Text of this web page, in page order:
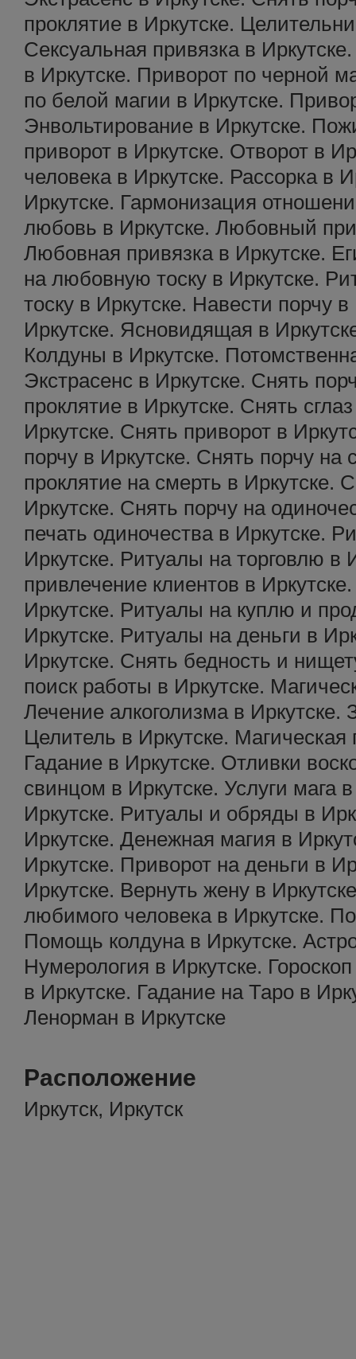
проклятие в Иркутске.
Сексуальная привязка в
в Иркутске. Приворот по черной
по белой магии в Иркутске.
Энвольтирование в Иркутске.
приворот в Иркутске. Отворот в
человека в Иркутске. Рассорка в
Иркутске. Гармонизация
любовь в Иркутске. Любовный
Любовная привязка в Иркутске.
на любовную тоску в Иркутске.
тоску в Иркутске. Навести порчу
Иркутске. Ясновидящая в
Колдуны в Иркутске.
Экстрасенс в Иркутске. Снять
проклятие в Иркутске. Снять
Иркутске. Снять приворот в
порчу в Иркутске. Снять порчу на
проклятие на смерть в Иркутске.
Иркутске. Снять порчу на
печать одиночества в Иркутске.
Иркутске. Ритуалы на торговлю в
привлечение клиентов в
Иркутске. Ритуалы на куплю и
Иркутске. Ритуалы на деньги в
Иркутске. Снять бедность и
поиск работы в Иркутске.
Лечение алкоголизма в Иркутске.
Целитель в Иркутске.
Гадание в Иркутске. Отливки
свинцом в Иркутске. Услуги мага
Иркутске. Ритуалы и обряды в
Иркутске. Денежная магия в
Иркутске. Приворот на деньги в
Иркутске. Вернуть жену в
любимого человека в Иркутске.
Помощь колдуна в Иркутске.
Нумерология в Иркутске.
в Иркутске. Гадание на Таро в
Ленорман в Иркутске
Расположение
Иркутск, Иркутск